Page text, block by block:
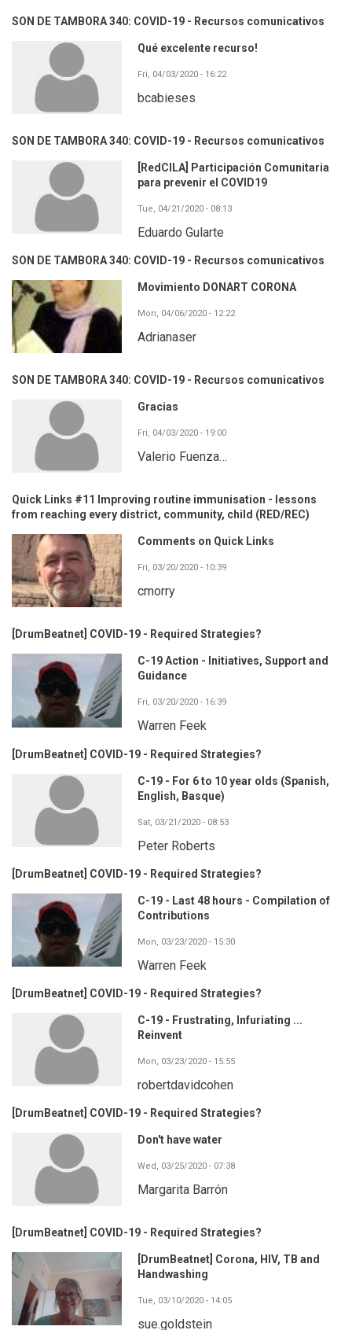
SON DE TAMBORA 340: COVID-19 - Recursos comunicativos
Qué excelente recurso!
Fri, 04/03/2020 - 16:22
bcabieses
SON DE TAMBORA 340: COVID-19 - Recursos comunicativos
[RedCILA] Participación Comunitaria
para prevenir el COVID19
Tue, 04/21/2020 - 08:13
Eduardo Gularte
SON DE TAMBORA 340: COVID-19 - Recursos comunicativos
Movimiento DONART CORONA
Mon, 04/06/2020 - 12:22
Adrianaser
SON DE TAMBORA 340: COVID-19 - Recursos comunicativos
Gracias
Fri, 04/03/2020 - 19:00
Valerio Fuenza…
Quick Links #11 Improving routine immunisation - lessons
from reaching every district, community, child (RED/REC)
Comments on Quick Links
Fri, 03/20/2020 - 10:39
cmorry
[DrumBeatnet] COVID-19 - Required Strategies?
C-19 Action - Initiatives, Support and
Guidance
Fri, 03/20/2020 - 16:39
Warren Feek
[DrumBeatnet] COVID-19 - Required Strategies?
C-19 - For 6 to 10 year olds (Spanish,
English, Basque)
Sat, 03/21/2020 - 08:53
Peter Roberts
[DrumBeatnet] COVID-19 - Required Strategies?
C-19 - Last 48 hours - Compilation of
Contributions
Mon, 03/23/2020 - 15:30
Warren Feek
[DrumBeatnet] COVID-19 - Required Strategies?
C-19 - Frustrating, Infuriating ...
Reinvent
Mon, 03/23/2020 - 15:55
robertdavidcohen
[DrumBeatnet] COVID-19 - Required Strategies?
Don't have water
Wed, 03/25/2020 - 07:38
Margarita Barrón
[DrumBeatnet] COVID-19 - Required Strategies?
[DrumBeatnet] Corona, HIV, TB and
Handwashing
Tue, 03/10/2020 - 14:05
sue.goldstein